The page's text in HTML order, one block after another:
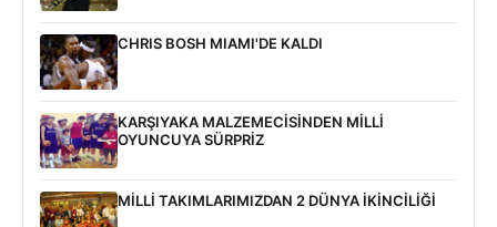
CHRIS BOSH MIAMI'DE KALDI
KARŞIYAKA MALZEMECİSİNDEN MİLLİ
OYUNCUYA SÜRPRİZ
MİLLİ TAKIMLARIMIZDAN 2 DÜNYA İKİNCİLİĞİ